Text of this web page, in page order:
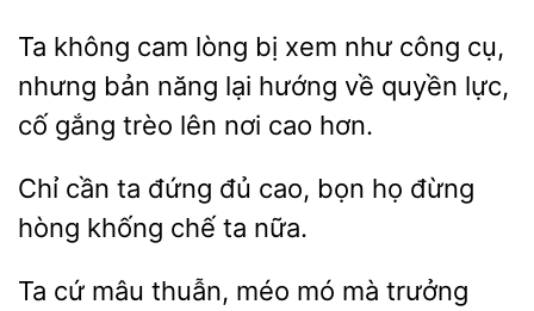
không cam lòng bị
như công cụ,
nhưng bản năng lại hướng về quyền lực,
cố gắng trèo lên nơi cao
cần ta đứng đủ cao,
họ đừng
hòng khống
ta nữa.
Ta cứ mâu thuẫn, méo